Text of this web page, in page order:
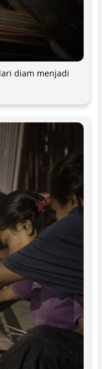
diam menjadi